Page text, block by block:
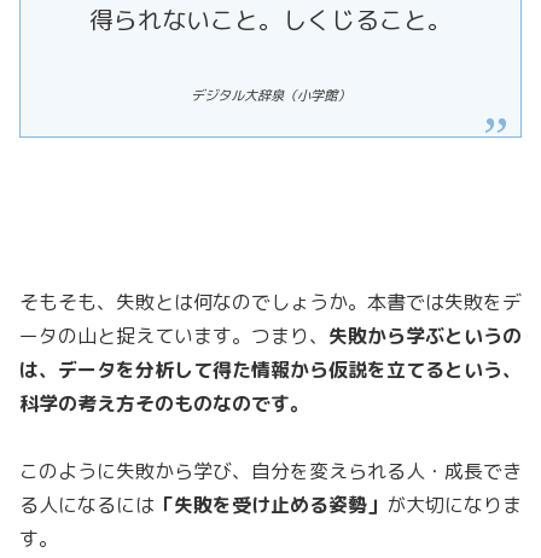
得られないこと。しくじること。
デジタル大辞泉（小学館）
そもそも、失敗とは何なのでしょうか。本書では失敗をデ
ータの山と捉えています。つまり、 失敗から学ぶというの
は、データを分析して得た情報から仮説を立てるという、
科学の考え方そのものなのです。
このように失敗から学び、自分を変えられる人・成長でき
る人になるには 「失敗を受け止める姿勢」 が大切になりま
す。